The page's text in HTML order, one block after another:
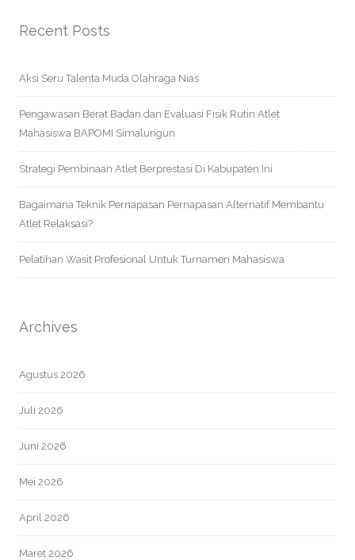
Recent Posts
Aksi Seru Talenta Muda Olahraga Nias
Pengawasan Berat Badan dan Evaluasi Fisik Rutin Atlet
Mahasiswa BAPOMI Simalungun
Strategi Pembinaan Atlet Berprestasi Di Kabupaten Ini
Bagaimana Teknik Pernapasan Pernapasan Alternatif Membantu
Atlet Relaksasi?
Pelatihan Wasit Profesional Untuk Turnamen Mahasiswa
Archives
Agustus 2026
Juli 2026
Juni 2026
Mei 2026
April 2026
Maret 2026